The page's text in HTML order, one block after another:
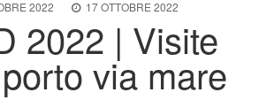
2022 17 OTTOBRE 2022
2022 | Visite
via mare